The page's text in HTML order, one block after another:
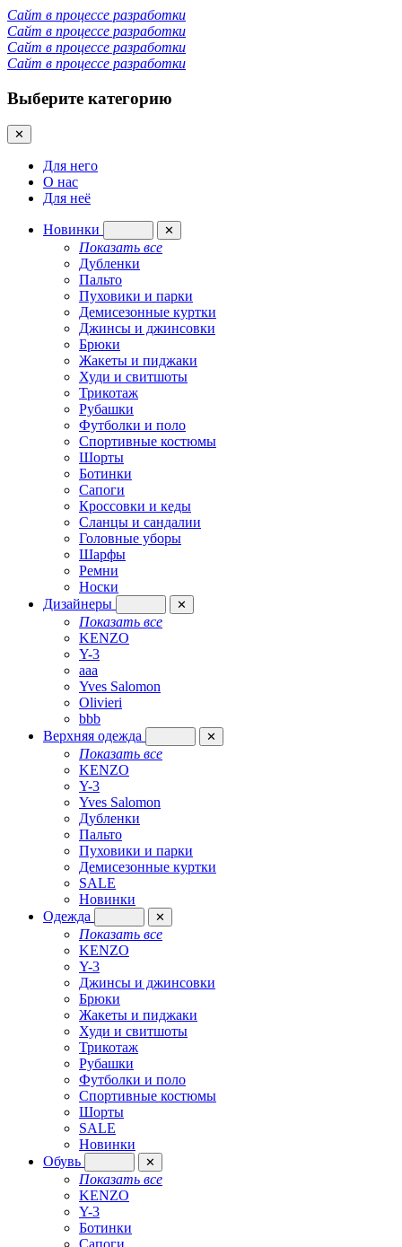
Сайт в процессе разработки
Сайт в процессе разработки
Сайт в процессе разработки
Сайт в процессе разработки
Выберите категорию
✕
Для него
О нас
Для неё
Новинки ✕
Показать все
Дубленки
Пальто
Пуховики и парки
Демисезонные куртки
Джинсы и джинсовки
Брюки
Жакеты и пиджаки
Худи и свитшоты
Трикотаж
Рубашки
Футболки и поло
Спортивные костюмы
Шорты
Ботинки
Сапоги
Кроссовки и кеды
Сланцы и сандалии
Головные уборы
Шарфы
Ремни
Носки
Дизайнеры
✕
Показать все
KENZO
Y-3
aaa
Yves Salomon
Olivieri
bbb
Верхняя одежда
✕
Показать все
KENZO
Y-3
Yves Salomon
Дубленки
Пальто
Пуховики и парки
Демисезонные куртки
SALE
Новинки
Одежда
✕
Показать все
KENZO
Y-3
Джинсы и джинсовки
Брюки
Жакеты и пиджаки
Худи и свитшоты
Трикотаж
Рубашки
Футболки и поло
Спортивные костюмы
Шорты
SALE
Новинки
Обувь
✕
Показать все
KENZO
Y-3
Ботинки